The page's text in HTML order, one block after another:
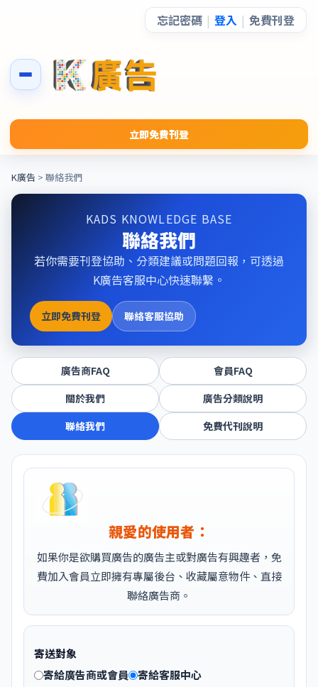
立即免費刊登
忘記密碼 | 登入 | 免費刊登
K廣告 > 聯絡我們
KADS KNOWLEDGE BASE
聯絡我們
若你需要刊登協助、分類建議或問題回報，可透過
K廣告客服中心快速聯繫。
立即免費刊登 聯絡客服協助
廣告商FAQ
會員FAQ
關於我們
廣告分類說明
聯絡我們
免費代刊說明
親愛的使用者：
如果你是欲購買廣告的廣告主或對廣告有興趣者，免
費加入會員立即擁有專屬後台、收藏屬意物件、直接
聯絡廣告商。
寄送對象
寄給廣告商或會員
寄給客服中心